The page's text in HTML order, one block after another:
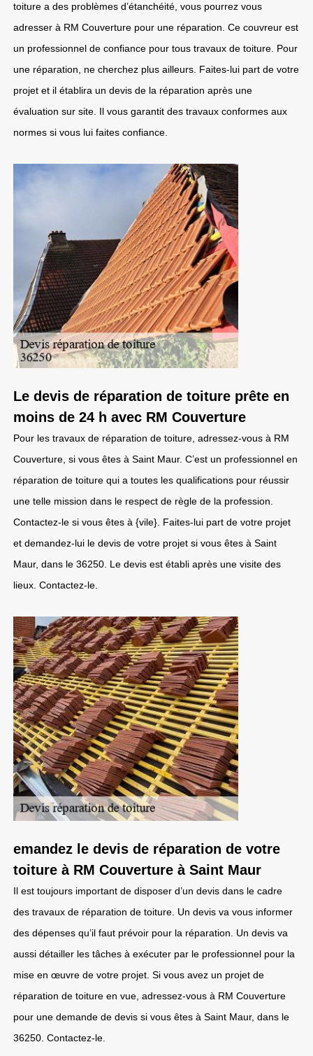
toiture a des problèmes d’étanchéité, vous pourrez vous
adresser à RM Couverture pour une réparation. Ce couvreur est
un professionnel de confiance pour tous travaux de toiture. Pour
une réparation, ne cherchez plus ailleurs. Faites-lui part de votre
projet et il établira un devis de la réparation après une
évaluation sur site. Il vous garantit des travaux conformes aux
normes si vous lui faites confiance.
Le devis de réparation de toiture prête en
moins de 24 h avec RM Couverture
Pour les travaux de réparation de toiture, adressez-vous à RM
Couverture, si vous êtes à Saint Maur. C’est un professionnel en
réparation de toiture qui a toutes les qualifications pour réussir
une telle mission dans le respect de règle de la profession.
Contactez-le si vous êtes à {vile}. Faites-lui part de votre projet
et demandez-lui le devis de votre projet si vous êtes à Saint
Maur, dans le 36250. Le devis est établi après une visite des
lieux. Contactez-le.
emandez le devis de réparation de votre
toiture à RM Couverture à Saint Maur
Il est toujours important de disposer d’un devis dans le cadre
des travaux de réparation de toiture. Un devis va vous informer
des dépenses qu’il faut prévoir pour la réparation. Un devis va
aussi détailler les tâches à exécuter par le professionnel pour la
mise en œuvre de votre projet. Si vous avez un projet de
réparation de toiture en vue, adressez-vous à RM Couverture
pour une demande de devis si vous êtes à Saint Maur, dans le
36250. Contactez-le.